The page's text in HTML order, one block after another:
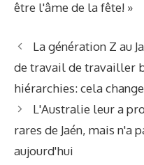
être l'âme de la fête! »
La génération Z au
de travail de travailler
hiérarchies: cela change
L'Australie leur a
rares de Jaén, mais n'a
aujourd'hui